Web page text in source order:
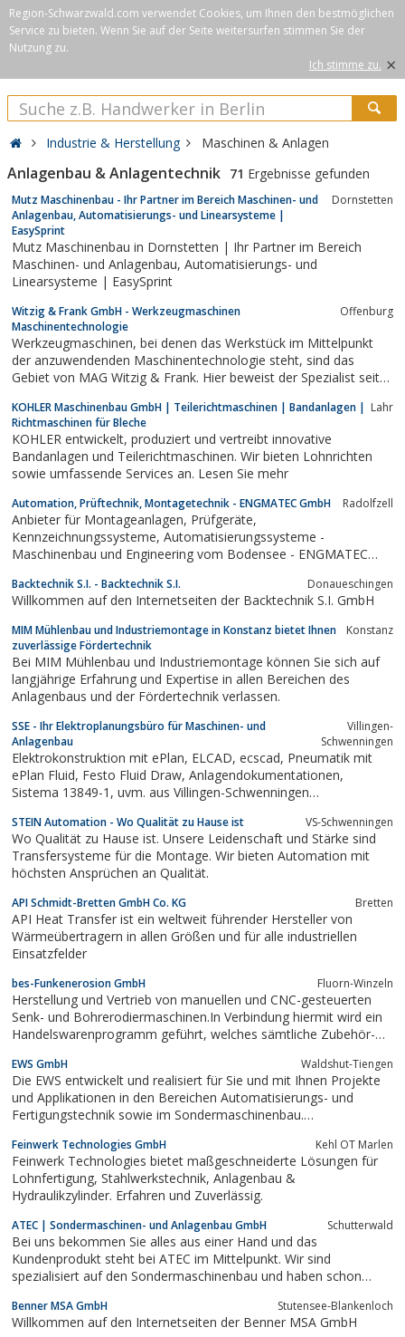
Region-Schwarzwald.com verwendet Cookies, um Ihnen den bestmöglichen
Service zu bieten. Wenn Sie auf der Seite weitersurfen stimmen Sie der
Nutzung zu.
Ich stimme zu. ×
Industrie & Herstellung Maschinen & Anlagen
Anlagenbau & Anlagentechnik 71 Ergebnisse gefunden
Mutz Maschinenbau - Ihr Partner im Bereich Maschinen- und
Anlagenbau, Automatisierungs- und Linearsysteme |
EasySprint
Dornstetten
Mutz Maschinenbau in Dornstetten | Ihr Partner im Bereich
Maschinen- und Anlagenbau, Automatisierungs- und
Linearsysteme | EasySprint
Witzig & Frank GmbH - Werkzeugmaschinen
Maschinentechnologie
Offenburg
Werkzeugmaschinen, bei denen das Werkstück im Mittelpunkt
der anzuwendenden Maschinentechnologie steht, sind das
Gebiet von MAG Witzig & Frank. Hier beweist der Spezialist seit
einen festen Platz bei seinen renommierten Kunden erarbeitet.
KOHLER Maschinenbau GmbH | Teilerichtmaschinen | Bandanlagen |
Richtmaschinen für Bleche
Lahr
KOHLER entwickelt, produziert und vertreibt innovative
Bandanlagen und Teilerichtmaschinen. Wir bieten Lohnrichten
sowie umfassende Services an. Lesen Sie mehr
Automation, Prüftechnik, Montagetechnik - ENGMATEC GmbH Radolfzell
Anbieter für Montageanlagen, Prüfgeräte,
Kennzeichnungssysteme, Automatisierungssysteme -
Maschinenbau und Engineering vom Bodensee - ENGMATEC
Backtechnik S.I. - Backtechnik S.I. Donaueschingen
Willkommen auf den Internetseiten der Backtechnik S.I. GmbH
MIM Mühlenbau und Industriemontage in Konstanz bietet Ihnen
zuverlässige Fördertechnik
Konstanz
Bei MIM Mühlenbau und Industriemontage können Sie sich auf
langjährige Erfahrung und Expertise in allen Bereichen des
Anlagenbaus und der Fördertechnik verlassen.
SSE - Ihr Elektroplanungsbüro für Maschinen- und
Anlagenbau
Villingen-
Schwenningen
Elektrokonstruktion mit ePlan, ELCAD, ecscad, Pneumatik mit
ePlan Fluid, Festo Fluid Draw, Anlagendokumentationen,
Sistema 13849-1, uvm. aus Villingen-Schwenningen
STEIN Automation - Wo Qualität zu Hause ist VS-Schwenningen
Wo Qualität zu Hause ist. Unsere Leidenschaft und Stärke sind
Transfersysteme für die Montage. Wir bieten Automation mit
höchsten Ansprüchen an Qualität.
API Schmidt-Bretten GmbH Co. KG Bretten
API Heat Transfer ist ein weltweit führender Hersteller von
Wärmeübertragern in allen Größen und für alle industriellen
Einsatzfelder
bes-Funkenerosion GmbH Fluorn-Winzeln
Herstellung und Vertrieb von manuellen und CNC-gesteuerten
Senk- und Bohrerodiermaschinen.In Verbindung hiermit wird ein
Handelswarenprogramm geführt, welches sämtliche Zubehör-
weitestgehend mit eigenen ProduktenLohnarbeiten im Bereich
der Funkenerosion...
EWS GmbH Waldshut-Tiengen
Die EWS entwickelt und realisiert für Sie und mit Ihnen Projekte
und Applikationen in den Bereichen Automatisierungs- und
Fertigungstechnik sowie im Sondermaschinenbau.
die Herstellung von Sonderbauteilen in kleineren Stückzahlen
ergänzen unser Leistungsspektrum.Von...
Feinwerk Technologies GmbH Kehl OT Marlen
Feinwerk Technologies bietet maßgeschneiderte Lösungen für
Lohnfertigung, Stahlwerkstechnik, Anlagenbau &
Hydraulikzylinder. Erfahren und Zuverlässig.
ATEC | Sondermaschinen- und Anlagenbau GmbH Schutterwald
Bei uns bekommen Sie alles aus einer Hand und das
Kundenprodukt steht bei ATEC im Mittelpunkt. Wir sind
spezialisiert auf den Sondermaschinenbau und haben schon
Abbrennstumpfschweissen, Schleifen, Umformen, Stanzen,
Stapeln, Sortieren, Schweissen und Automatisierung realisiert.
Benner MSA GmbH Stutensee-Blankenloch
Willkommen auf den Internetseiten der Benner MSA GmbH